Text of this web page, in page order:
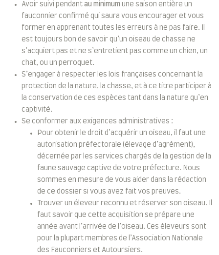
Avoir suivi pendant au minimum une saison entière un
fauconnier confirmé qui saura vous encourager et vous
former en apprenant toutes les erreurs à ne pas faire. Il
est toujours bon de savoir qu’un oiseau de chasse ne
s’acquiert pas et ne s’entretient pas comme un chien, un
chat, ou un perroquet.
S’engager à respecter les lois françaises concernant la
protection de la nature, la chasse, et à ce titre participer à
la conservation de ces espèces tant dans la nature qu’en
captivité.
Se conformer aux exigences administratives :
Pour obtenir le droit d’acquérir un oiseau, il faut une
autorisation préfectorale (élevage d’agrément),
décernée par les services chargés de la gestion de la
faune sauvage captive de votre préfecture. Nous
sommes en mesure de vous aider dans la rédaction
de ce dossier si vous avez fait vos preuves.
Trouver un éleveur reconnu et réserver son oiseau. Il
faut savoir que cette acquisition se prépare une
année avant l’arrivée de l’oiseau. Ces éleveurs sont
pour la plupart membres de l’Association Nationale
des Fauconniers et Autoursiers.